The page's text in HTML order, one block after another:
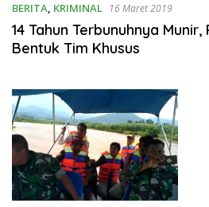
BERITA, KRIMINAL 16 Maret 2019
14 Tahun Terbunuhnya
Bentuk Tim Khusus